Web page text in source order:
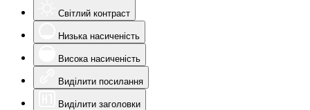
Світлий контраст
Низька насиченість
Висока насиченість
Виділити посилання
Виділити заголовки